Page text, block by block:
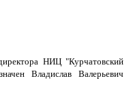
НИЦ "Курчатовский
Владислав Валерьевич